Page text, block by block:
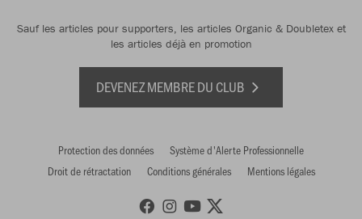
Sauf les articles pour supporters, les articles Organic & Doubletex et
les articles déjà en promotion
DEVENEZ MEMBRE DU CLUB
Protection des données
Système d'Alerte Professionnelle
Droit de rétractation
Conditions générales Mentions légales